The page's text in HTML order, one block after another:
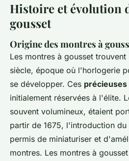
Histoire et évolution
gousset
Origine des montres à
Les montres à gousset
siècle, époque où l'horlogerie
se développer. Ces
initialement réservées à l'élite.
souvent volumineux, étaient
partir de 1675, l'introduction du
permis de miniaturiser et
montres. Les montres à